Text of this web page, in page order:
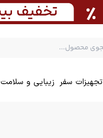
تجهیزات سفر زیبایی و سلامت